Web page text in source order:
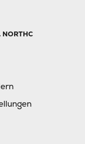
NORTHC